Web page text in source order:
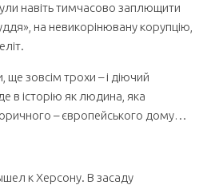
навіть тимчасово заплющити
на невикорінювану корупцію,
зовсім трохи – і діючий
в історію як людина, яка
– європейського дому…
к Херсону. В засаду